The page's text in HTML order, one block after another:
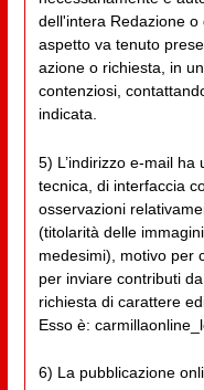
dell'intera Redazione
aspetto va tenuto
azione o richiesta, in
contenziosi,
indicata.
5) L’indirizzo e-mail
tecnica, di interfaccia
osservazioni
(titolarità delle
medesimi), motivo per
per inviare contributi
richiesta di carattere
Esso è:
6) La pubblicazione